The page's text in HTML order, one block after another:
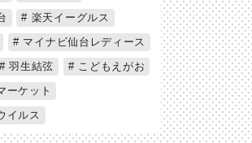
楽天イーグルス
マイナビ仙台レディース
羽生結弦
こどもえがお
ーケット
イルス